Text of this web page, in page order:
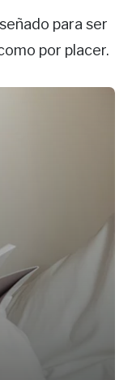
para ser
por placer.